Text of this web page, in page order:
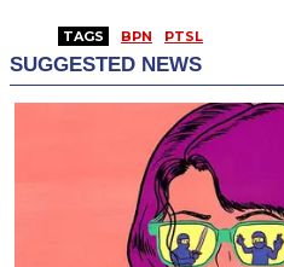
TAGS BPN PTSL